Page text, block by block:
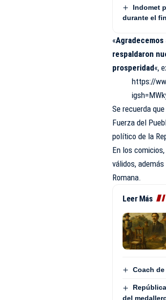
Indomet
durante el
«
respaldaron
prosperidad«,
https://
Se recuerda
Fuerza del
político de la
En los
válidos,
Romana.
Leer Más
Coach
del